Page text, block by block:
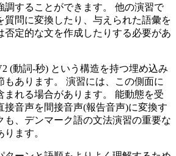
調することができます。 他の演習で
質問に変換したり、与えられた語彙を
否定的な文を作成したりする必要があ
(動詞-秒) という構造を持つ埋め込み
もあります。 演習には、この側面に
まれる場合があります。 能動態を受
接音声を間接音声(報告音声)に変換す
も、デンマーク語の文法演習の重要な
ます。